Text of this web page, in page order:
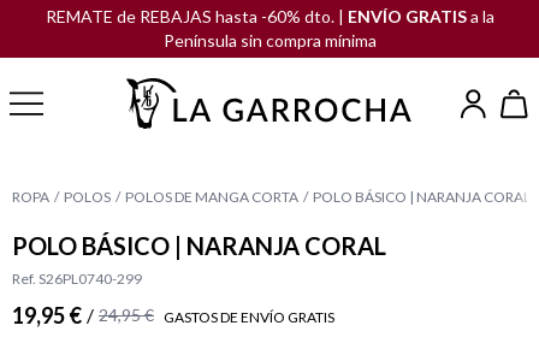
REMATE de REBAJAS hasta -60% dto. | ENVÍO GRATISa la
Península sin compra mínima
ROPA POLOS POLOS DE MANGA CORTA POLO BÁSICO | NARANJA CORAL
POLO BÁSICO | NARANJA CORAL
Ref. S26PL0740-299
19,95 € / 24,95 € GASTOS DE ENVÍO GRATIS